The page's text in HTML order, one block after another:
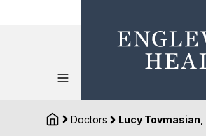
Doctors Lucy Tovmasian,